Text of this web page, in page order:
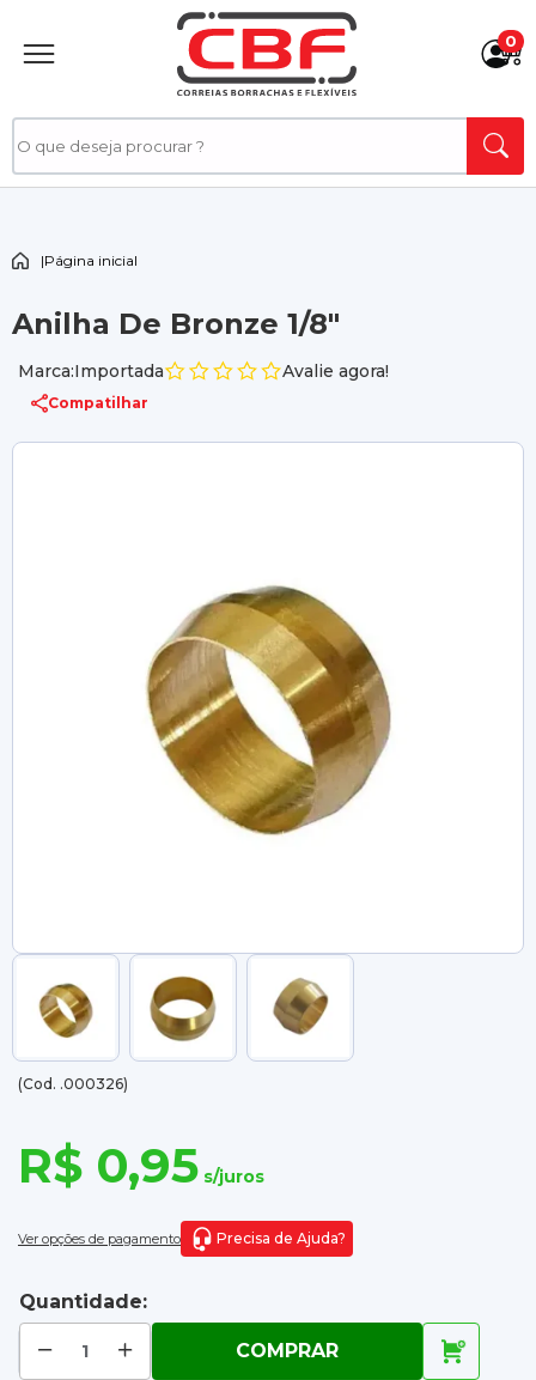
0
|Página inicial
Anilha De Bronze 1/8"
Marca:Importada Avalie agora!
Compatilhar
(Cod. .000326)
R$ 0,95 s/juros
Ver opções de pagamento Precisa de Ajuda?
Quantidade:
COMPRAR